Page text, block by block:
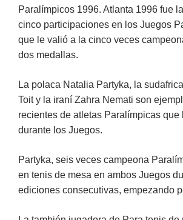
Paralímpicos 1996. Atlanta 1996 fue
cinco participaciones en los Juegos
que le valió a la cinco veces
dos medallas.
La polaca Natalia Partyka, la
Toit y la iraní Zahra Nemati son
recientes de atletas Paralímpicas
durante los Juegos.
Partyka, seis veces campeona
en tenis de mesa en ambos Juegos
ediciones consecutivas, empezando